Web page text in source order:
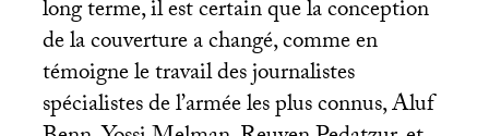
long terme, il est certain que la conception
de la couverture a changé, comme en
témoigne le travail des journalistes
spécialistes de l’armée les plus connus, Aluf